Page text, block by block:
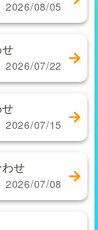
2026/08/05
2026/07/22
2026/07/15
せ
2026/07/08